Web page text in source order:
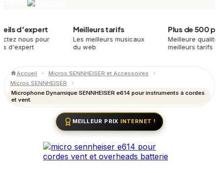
pour
Meilleurs tarifs
Les meilleurs musicaux
du web
Plus de 500
Meilleure qualité,
meilleurs tarifs
Accueil
Micros SENNHEISER et Accessoires
Micros SENNHEISER
Microphone Dynamique SENNHEISER e614 pour instruments à cordes
et vent
MEILLEUR PRIX INTERNET !